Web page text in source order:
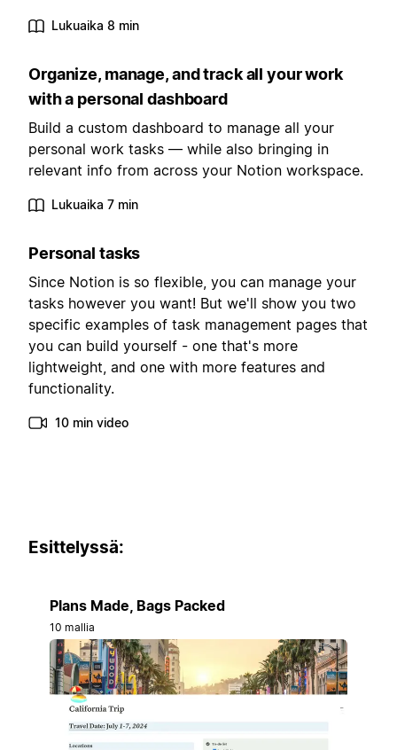
Lukuaika 8 min
Organize, manage, and track all your work
with a personal dashboard
Build a custom dashboard to manage all your
personal work tasks — while also bringing in
relevant info from across your Notion workspace.
Lukuaika 7 min
Personal tasks
Since Notion is so flexible, you can manage your
tasks however you want! But we'll show you two
specific examples of task management pages that
you can build yourself - one that's more
lightweight, and one with more features and
functionality.
10 min video
Esittelyssä:
Plans Made, Bags Packed
10 mallia